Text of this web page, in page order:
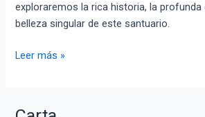
exploraremos la rica historia, la profunda
belleza singular de este santuario.
Basílica
Leer más »